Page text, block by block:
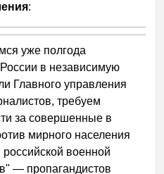
:
уже полгода
в независимую
Главного управления
требуем
за совершенные в
мирного населения
российской военной
— пропагандистов